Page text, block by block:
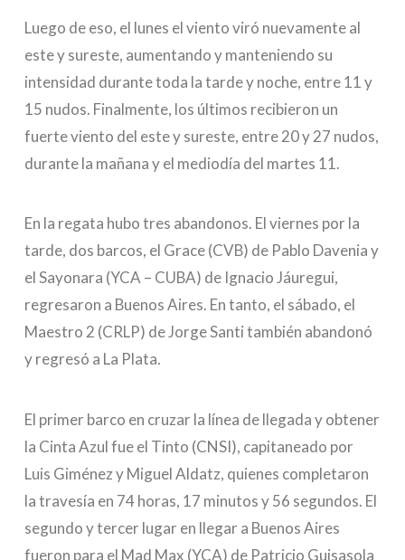
Luego de eso, el lunes el viento viró nuevamente al
este y sureste, aumentando y manteniendo su
intensidad durante toda la tarde y noche, entre 11 y
15 nudos. Finalmente, los últimos recibieron un
fuerte viento del este y sureste, entre 20 y 27 nudos,
durante la mañana y el mediodía del martes 11.
En la regata hubo tres abandonos. El viernes por la
tarde, dos barcos, el Grace (CVB) de Pablo Davenia y
el Sayonara (YCA – CUBA) de Ignacio Jáuregui,
regresaron a Buenos Aires. En tanto, el sábado, el
Maestro 2 (CRLP) de Jorge Santi también abandonó
y regresó a La Plata.
El primer barco en cruzar la línea de llegada y obtener
la Cinta Azul fue el Tinto (CNSI), capitaneado por
Luis Giménez y Miguel Aldatz, quienes completaron
la travesía en 74 horas, 17 minutos y 56 segundos. El
segundo y tercer lugar en llegar a Buenos Aires
fueron para el Mad Max (YCA) de Patricio Guisasola